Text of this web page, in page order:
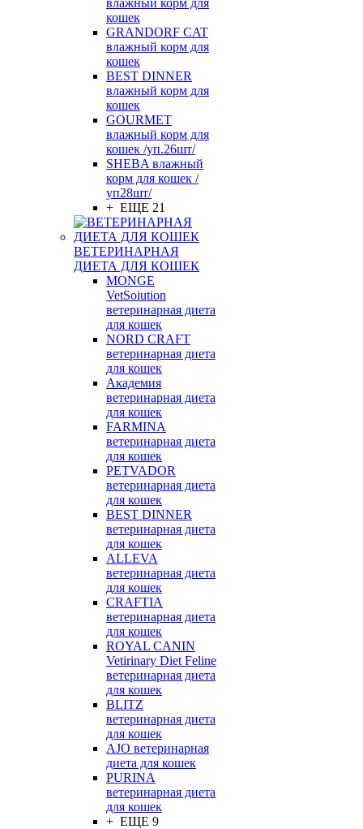
влажный корм для
кошек
GRANDORF CAT
влажный корм для
кошек
BEST DINNER
влажный корм для
кошек
GOURMET
влажный корм для
кошек /уп.26шт/
SHEBA влажный
корм для кошек /
уп28шт/
+ ЕЩЕ 21
ВЕТЕРИНАРНАЯ
ДИЕТА ДЛЯ КОШЕК
MONGE
VetSoiution
ветеринарная диета
для кошек
NORD CRAFT
ветеринарная диета
для кошек
Академия
ветеринарная диета
для кошек
FARMINA
ветеринарная диета
для кошек
PETVADOR
ветеринарная диета
для кошек
BEST DINNER
ветеринарная диета
для кошек
ALLEVA
ветеринарная диета
для кошек
CRAFTIA
ветеринарная диета
для кошек
ROYAL CANIN
Vetirinary Diet Feline
ветеринарная диета
для кошек
BLITZ
ветеринарная диета
для кошек
AJO ветеринарная
диета для кошек
PURINA
ветеринарная диета
для кошек
+ ЕЩЕ 9